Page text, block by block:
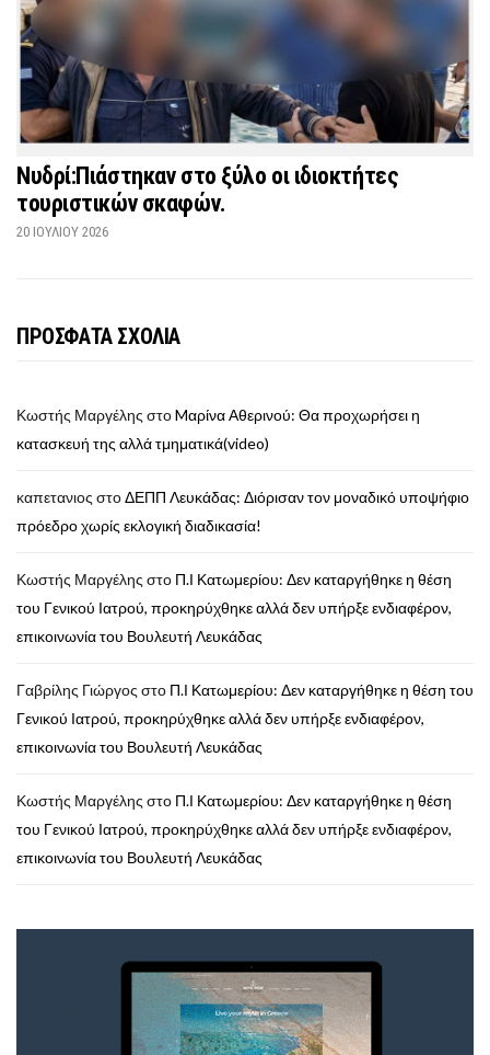
Νυδρί:Πιάστηκαν στο ξύλο οι ιδιοκτήτες
τουριστικών σκαφών.
20 ΙΟΥΛΊΟΥ 2026
ΠΡΟΣΦΑΤΑ ΣΧΟΛΙΑ
Κωστής Μαργέλης στοMαρίνα Αθερινού: Θα προχωρήσει η
κατασκευή της αλλά τμηματικά(video)
καπετανιος στοΔΕΠΠ Λευκάδας: Διόρισαν τον μοναδικό υποψήφιο
πρόεδρο χωρίς εκλογική διαδικασία!
Κωστής Μαργέλης στο Π.Ι Κατωμερίου: Δεν καταργήθηκε η θέση
του Γενικού Ιατρού, προκηρύχθηκε αλλά δεν υπήρξε ενδιαφέρον,
επικοινωνία του Βουλευτή Λευκάδας
Γαβρίλης Γιώργος στο Π.Ι Κατωμερίου: Δεν καταργήθηκε η θέση του
Γενικού Ιατρού, προκηρύχθηκε αλλά δεν υπήρξε ενδιαφέρον,
επικοινωνία του Βουλευτή Λευκάδας
Κωστής Μαργέλης στο Π.Ι Κατωμερίου: Δεν καταργήθηκε η θέση
του Γενικού Ιατρού, προκηρύχθηκε αλλά δεν υπήρξε ενδιαφέρον,
επικοινωνία του Βουλευτή Λευκάδας